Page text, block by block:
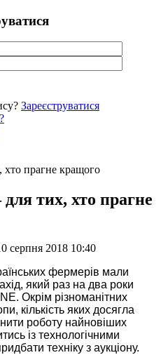
Зареєструватися
тих, хто прагне
серпня 2018 10:40
фермерів мали
який раз на два роки
Окрім різноманітних
кількість яких досягла
роботу найновіших
із технологічними
техніку з аукціону.